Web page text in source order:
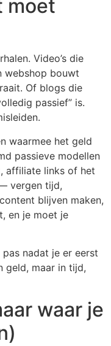
moet
Video’s die
webshop bouwt
Of blogs die
passief” is.
waarmee het geld
passieve modellen
affiliate links of het
vergen tijd,
blijven maken,
en je moet je
nadat je er eerst
geld, maar in tijd,
waar je